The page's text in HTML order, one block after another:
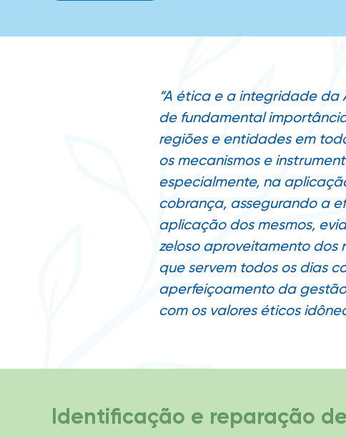
“A ética e a integridade da
de fundamental
regiões e entidades em
os mecanismos e
especialmente, na
cobrança, assegurando a
aplicação dos mesmos,
zeloso aproveitamento dos
que servem todos os dias
aperfeiçoamento da
com os valores éticos
Identificação e reparação